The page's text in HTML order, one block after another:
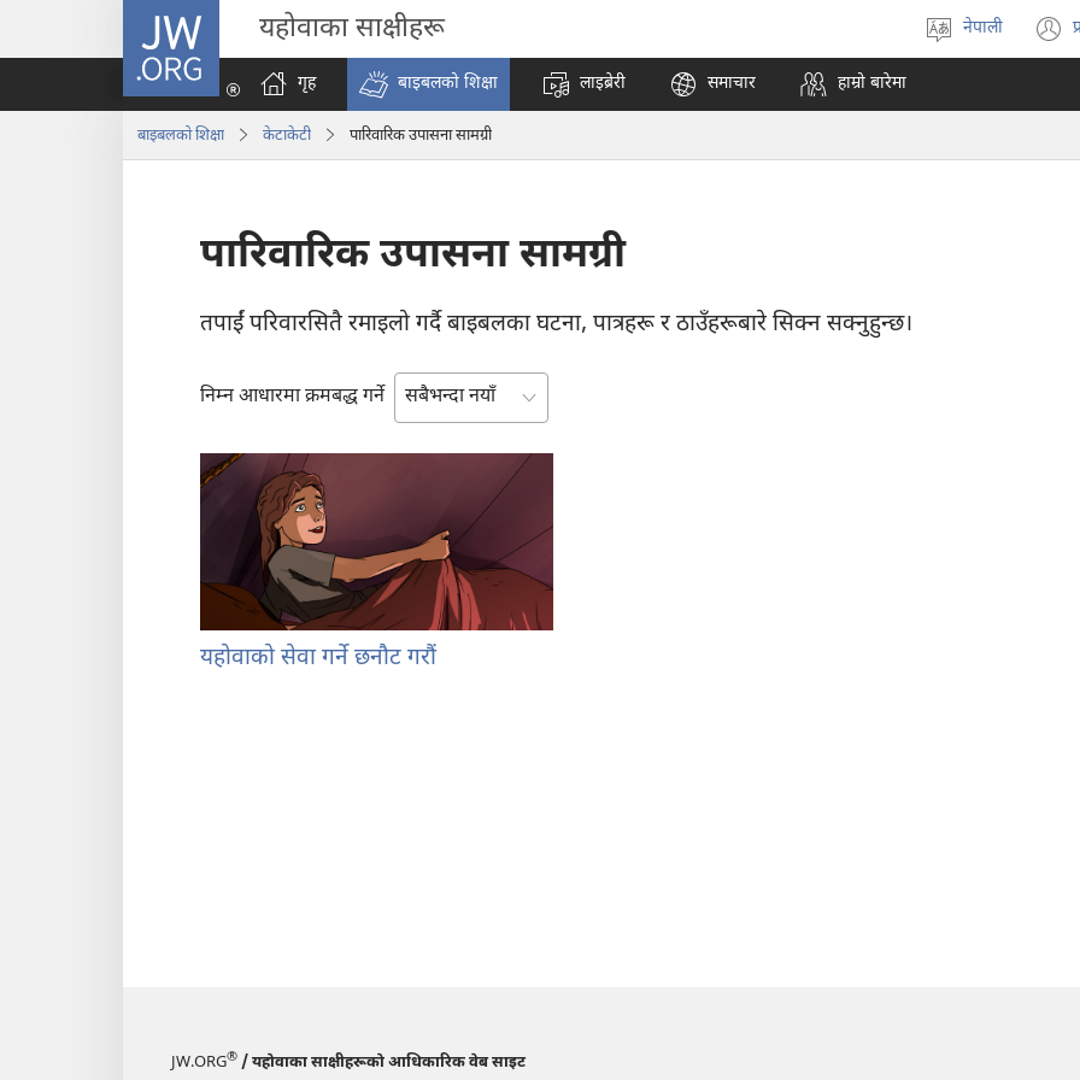
JW.ORG यहोवाका साक्षीहरू
रोज्ने
नेपाली
गृह बाइबलको शिक्षा लाइब्रेरी समाचार हाम्रो बारेमा
बाइबलको शिक्षा केटाकेटी पारिवारिक उपासना सामग्री
पारिवारिक उपासना सामग्री
तपाईं परिवारसितै रमाइलो गर्दै बाइबलका घटना, पात्रहरू र ठाउँहरूबारे सिक्न सक्नुहुन्छ।
निम्न आधारमा क्रमबद्ध गर्ने
यहोवाको सेवा गर्ने छनौट गरौं
JW.ORG® / यहोवाका साक्षीहरूको आधिकारिक वेब साइट